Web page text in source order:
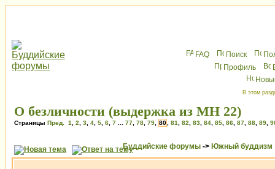
FAQ Поиск
Профиль
В этом
О безличности (выдержка из МН 22)
Страницы Пред. 1 2 3 4 5 6 7 77 78 79 80 81 82 83 84 85 86 87 88 89
Буддийские форумы -> Южный буддизм